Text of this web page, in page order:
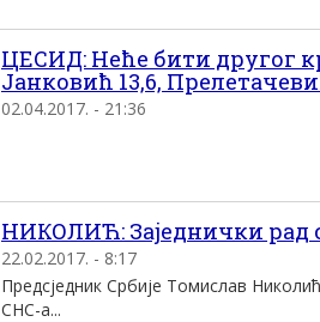
ЦЕСИД: Неће бити другог
Јанковић 13,6,
02.04.2017. - 21:36
НИКОЛИЋ: Заједнички рад
22.02.2017. - 8:17
Предсједник Србије Томислав
СНС-а...